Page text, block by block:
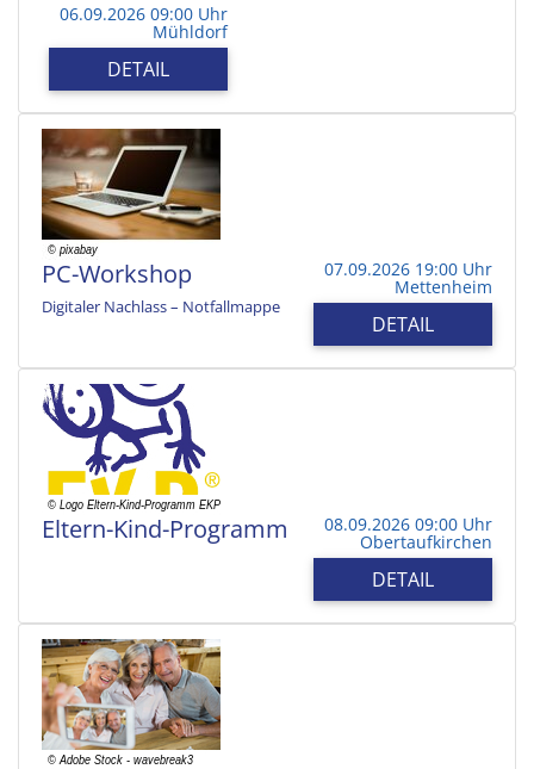
06.09.2026 09:00 Uhr
Mühldorf
DETAIL
PC-Workshop
Digitaler Nachlass – Notfallmappe
07.09.2026 19:00 Uhr
Mettenheim
DETAIL
Eltern-Kind-Programm 08.09.2026 09:00 Uhr
Obertaufkirchen
DETAIL